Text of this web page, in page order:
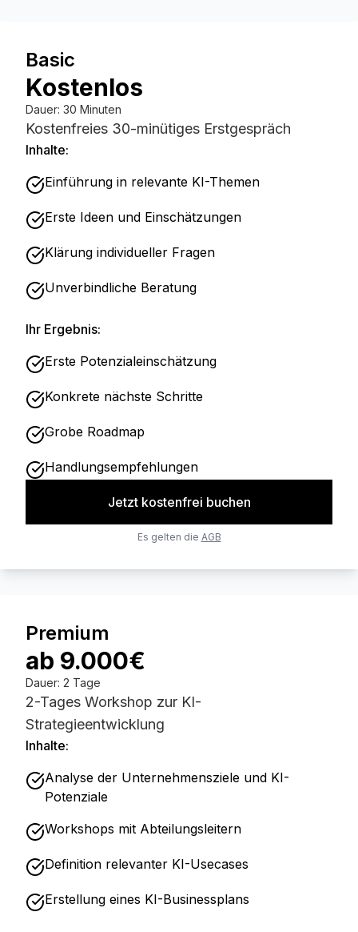
Basic
Kostenlos
Dauer: 30 Minuten
Kostenfreies 30-minütiges Erstgespräch
Inhalte:
Einführung in relevante KI-Themen
Erste Ideen und Einschätzungen
Klärung individueller Fragen
Unverbindliche Beratung
Ihr Ergebnis:
Erste Potenzialeinschätzung
Konkrete nächste Schritte
Grobe Roadmap
Handlungsempfehlungen
Jetzt kostenfrei buchen
Es gelten die AGB
Premium
ab 9.000€
Dauer: 2 Tage
2-Tages Workshop zur KI-
Strategieentwicklung
Inhalte:
Analyse der Unternehmensziele und KI-
Potenziale
Workshops mit Abteilungsleitern
Definition relevanter KI-Usecases
Erstellung eines KI-Businessplans